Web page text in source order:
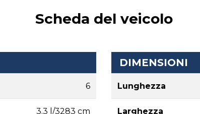
Scheda del veicolo
6
3.3 l/3283 cm
DIMENSIONI
Lunghezza
Larghezza